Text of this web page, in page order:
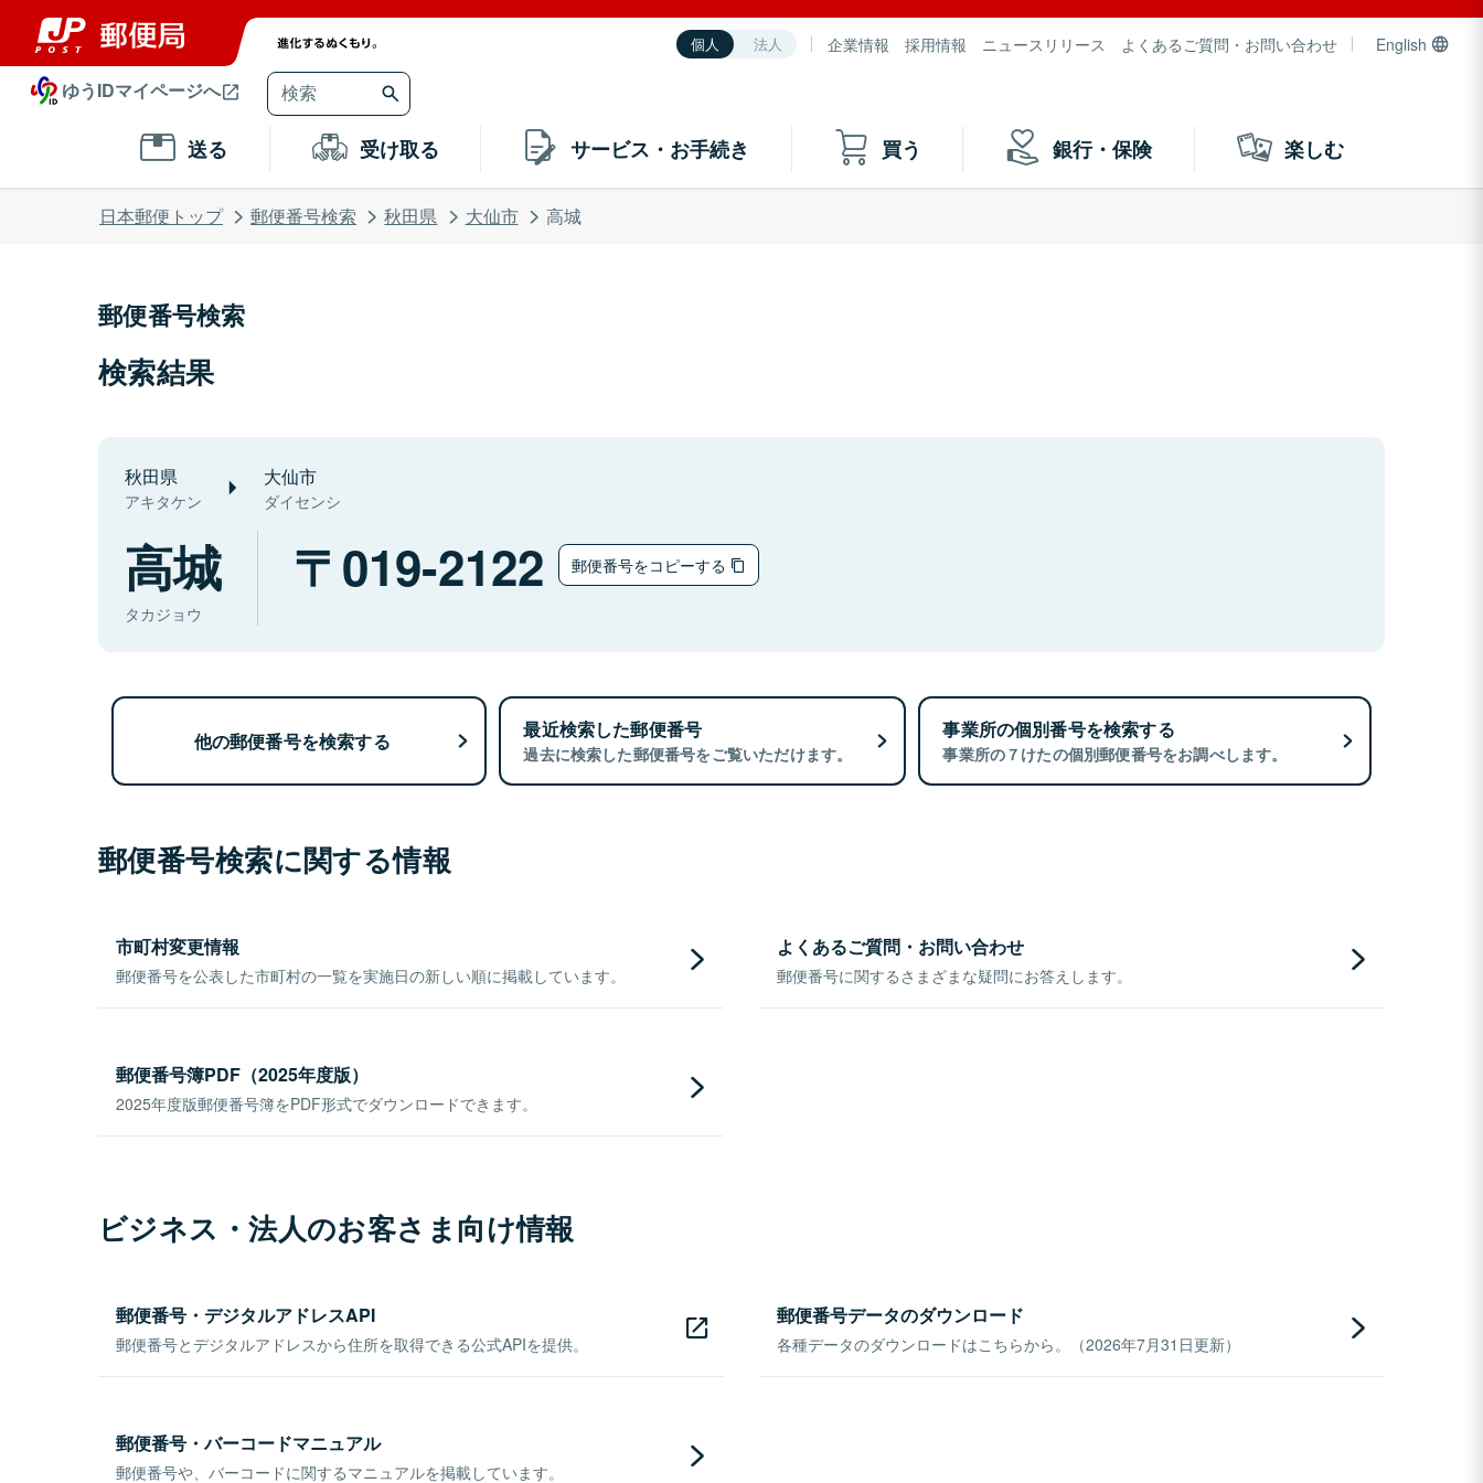
個人 法人 企業情報 採用情報 ニュースリリース よくあるご質問・お問い合わせ English
ゆうIDマイページへ
送る 受け取る サービス・お手続き 買う 銀行・保険 楽しむ
日本郵便トップ 郵便番号検索 秋田県 大仙市 高城
郵便番号検索
検索結果
秋田県
アキタケン
大仙市
ダイセンシ
高城
タカジョウ
019-2122 郵便番号をコピーする
他の郵便番号を検索する 最近検索した郵便番号
過去に検索した郵便番号をご覧いただけます。
事業所の個別番号を検索する
事業所の７けたの個別郵便番号をお調べします。
郵便番号検索に関する情報
市町村変更情報
郵便番号を公表した市町村の一覧を実施日の新しい順に掲載しています。
よくあるご質問・お問い合わせ
郵便番号に関するさまざまな疑問にお答えします。
郵便番号簿PDF（2025年度版）
2025年度版郵便番号簿をPDF形式でダウンロードできます。
ビジネス・法人のお客さま向け情報
郵便番号・デジタルアドレスAPI
郵便番号とデジタルアドレスから住所を取得できる公式APIを提供。
郵便番号データのダウンロード
各種データのダウンロードはこちらから。（2026年7月31日更新）
郵便番号・バーコードマニュアル
郵便番号や、バーコードに関するマニュアルを掲載しています。